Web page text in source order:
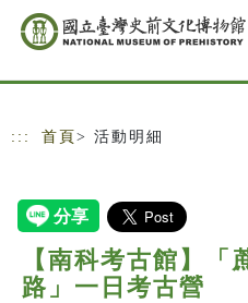
跳到主要內容
網站導覽
::: 首頁 > 活動明細
【南科考古館】「
路」一日考古營